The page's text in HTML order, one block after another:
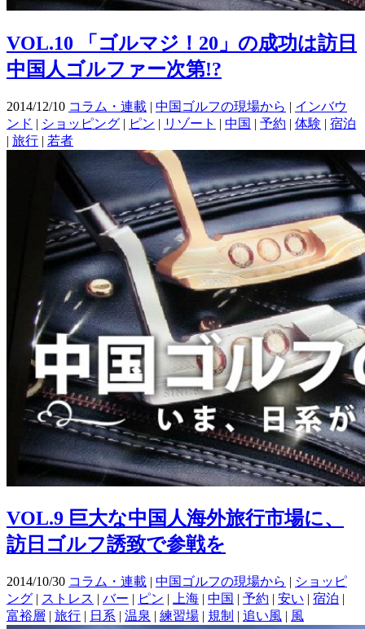
VOL.10 「ゴルマジ！20」の成功は訪日
中国人ゴルファー次第!?
2014/12/10 コラム・連載 | 中国ゴルフの現場から | インバウ
ンド | ショッピング | ピン | リゾート | 中国 | 予約 | 体験 | 宿泊
| 旅行 | 若者
VOL.9 巨大な中国人海外旅行市場に、
訪日ゴルフ誘致で参戦を
2014/10/30 コラム・連載 | 中国ゴルフの現場から | ショッピ
ング | ストレス | バー | ピン | 上海 | 中国 | 予約 | 安い | 宿泊 |
富裕層 | 旅行 | 日系 | 温泉 | 練習場 | 規制 | 追い風 | 風